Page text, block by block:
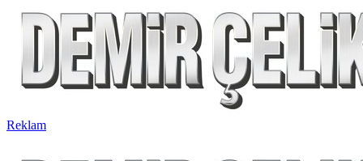
Reklam